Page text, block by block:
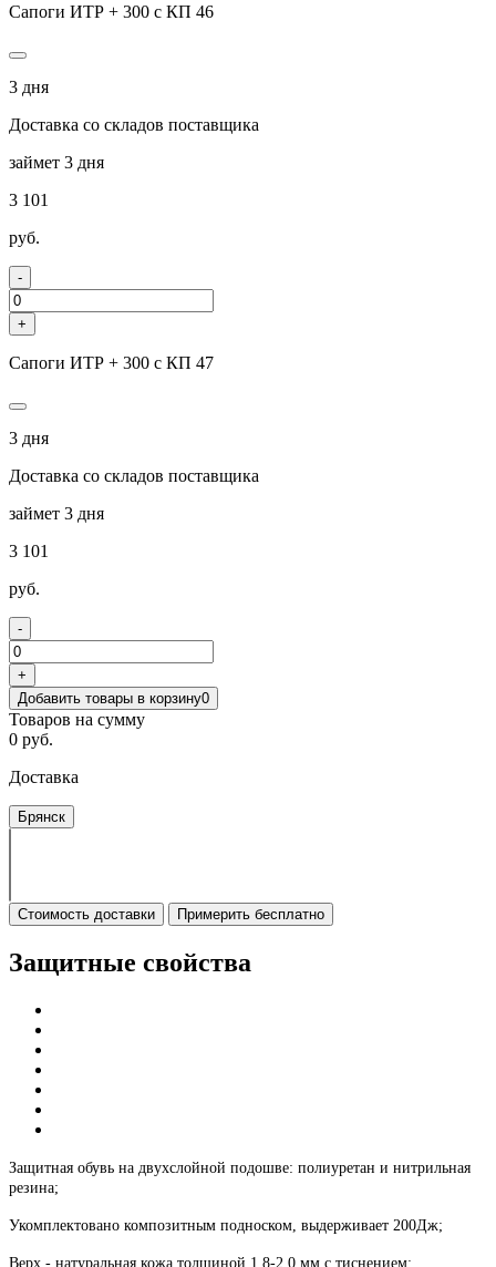
Сапоги ИТР + 300 с КП 46
3 дня
Доставка со складов поставщика
займет 3 дня
3 101
руб.
-
+
Сапоги ИТР + 300 с КП 47
3 дня
Доставка со складов поставщика
займет 3 дня
3 101
руб.
-
+
Добавить товары в корзину0
Товаров на сумму
0 руб.
Доставка
Брянск
Стоимость доставки Примерить бесплатно
Защитные свойства
Защитная обувь на двухслойной подошве: полиуретан и нитрильная
резина;
Укомплектовано композитным подноском, выдерживает 200Дж;
Верх - натуральная кожа толщиной 1,8-2,0 мм с тиснением;